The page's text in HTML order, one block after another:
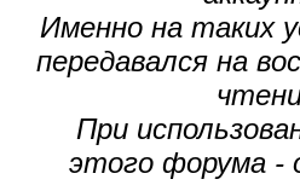
Именно на таких
передавался на
При
этого форума -